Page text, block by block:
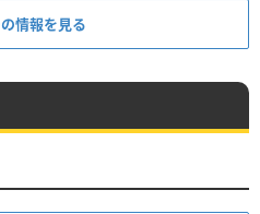
情報を見る